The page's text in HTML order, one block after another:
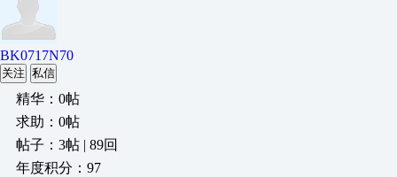
BK0717N70
关注 私信
精华：0帖
求助：0帖
帖子：3帖 | 89回
年度积分：97